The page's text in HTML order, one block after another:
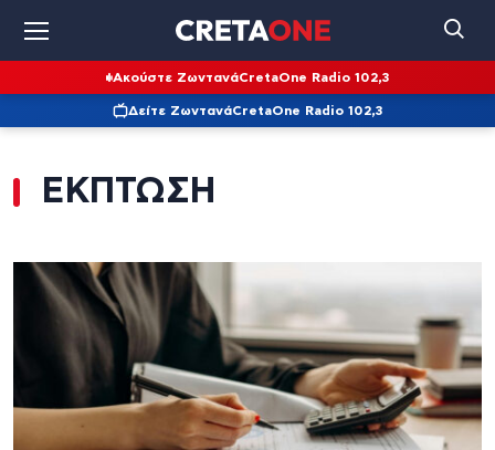
Ακούστε ΖωντανάCretaOne Radio 102,3
Δείτε ΖωντανάCretaOne Radio 102,3
ΕΚΠΤΩΣΗ